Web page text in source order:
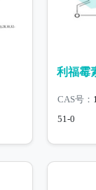
利福霉
CAS号：
51-0